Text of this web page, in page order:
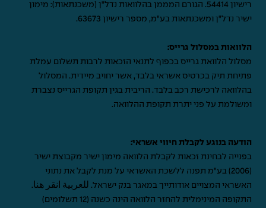
רישיון 54414. הגורם המממן בהלוואות נדל"ן (משכנתאות): מימון
ישיר נדל"ן ומשכנתאות בע"מ, מספר רישיון 63673.
הלוואות במסלול גרייס:
מסלול הלוואת גרייס בכפוף לתנאי הזכאות לרבות תשלום עמלת
פתיחת תיק בכרטיס אשראי בלבד, אשר יחויב מיידית. המסלול
בהלוואה לרכישת רכב בלבד. הריבית בגין תקופת הגרייס נצברת
ומשולמת על פני יתרת תקופת ההלוואה.
הודעה בנוגע לקבלת חיווי אשראי:
בפנייה לבחינת זכאות לקבלת הלוואה מימון ישיר מקבוצת ישיר
(2006) בע"מ תפנה ללשכת האשראי על מנת לקבל את נתוני
האשראי המצויים אודותייך במאגר בנק ישראל. للعربية انقر هنا.
התקופה המינימלית להחזר הלוואה הינה כשנה (12 תשלומים)